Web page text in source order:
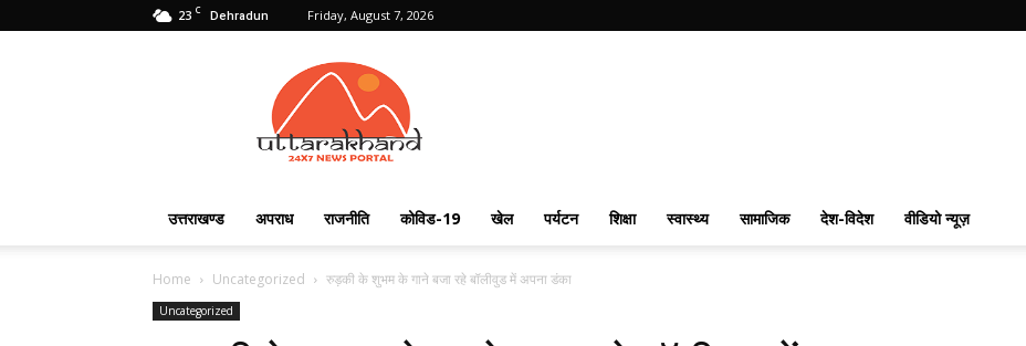
23 C Dehradun Friday, August 7, 2026
Uttarakhand
24X7
उत्तराखण्ड अपराध राजनीति कोविड-19 खेल पर्यटन शिक्षा स्वास्थ्य सामाजिक देश-विदेश वीडियो न्यूज़
Home Uncategorized रुड़की के शुभम के गाने बजा रहे बॉलीवुड में अपना डंका
Uncategorized